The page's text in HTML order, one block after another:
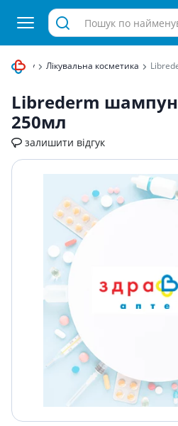
Лікувальна косметика
Librederm
250мл
залишити відгук